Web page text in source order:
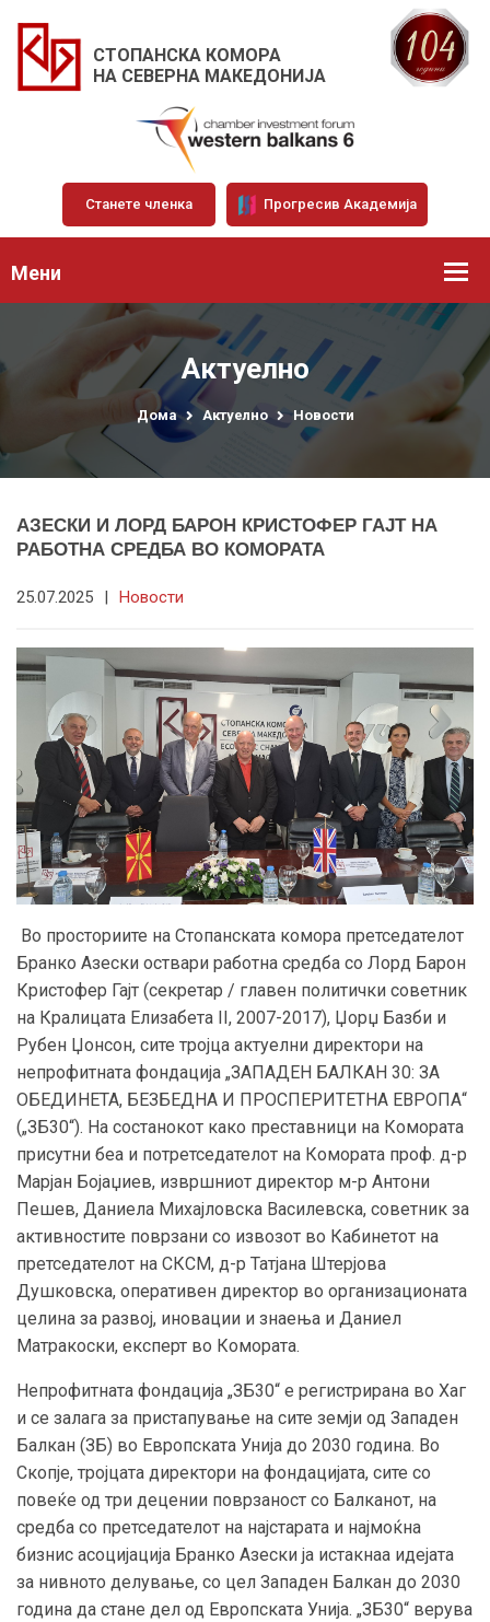
СТОПАНСКА КОМОРА
НА СЕВЕРНА МАКЕДОНИЈА
Станете членка Прогресив Академија
Мени
Актуелно
Дома Актуелно Новости
АЗЕСКИ И ЛОРД БАРОН КРИСТОФЕР ГАЈТ НА
РАБОТНА СРЕДБА ВО КОМОРАТА
25.07.2025 | Новости
Во просториите на Стопанската комора претседателот
Бранко Азески оствари работна средба со Лорд Барон
Кристофер Гајт (секретар / главен политички советник
на Кралицата Елизабета II, 2007-2017), Џорџ Базби и
Рубен Џонсон, сите тројца актуелни директори на
непрофитната фондација „ЗАПАДЕН БАЛКАН 30: ЗА
ОБЕДИНЕТА, БЕЗБЕДНА И ПРОСПЕРИТЕТНА ЕВРОПА“
(„ЗБ30“). На состанокот како преставници на Комората
присутни беа и потретседателот на Комората проф. д-р
Марјан Бојаџиев, извршниот директор м-р Антони
Пешев, Даниела Михајловска Василевска, советник за
активностите поврзани со извозот во Кабинетот на
претседателот на СКСМ, д-р Татјана Штерјова
Душковска, оперативен директор во организационата
целина за развој, иновации и знаења и Даниел
Матракоски, експерт во Комората.
Непрофитната фондација „ЗБ30“ е регистрирана во Хаг
и се залага за пристапување на сите земји од Западен
Балкан (ЗБ) во Европската Унија до 2030 година. Во
Скопје, тројцата директори на фондацијата, сите со
повеќе од три децении поврзаност со Балканот, на
средба со претседателот на најстарата и најмоќна
бизнис асоцијација Бранко Азески ја истакнаа идејата
за нивното делување, со цел Западен Балкан до 2030
година да стане дел од Европската Унија. „ЗБ30“ верува